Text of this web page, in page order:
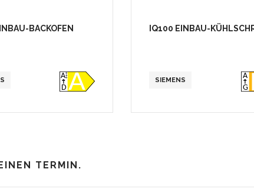
BACKOFEN IQ100 EINBAU-
SIEMENS
TERMIN.